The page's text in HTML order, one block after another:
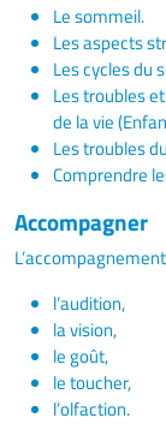
Le sommeil.
Les aspects
Les cycles du
Les troubles
de la vie
Les troubles
Comprendre
Accompagner
l’audition,
la vision,
le goût,
le toucher,
l’olfaction.